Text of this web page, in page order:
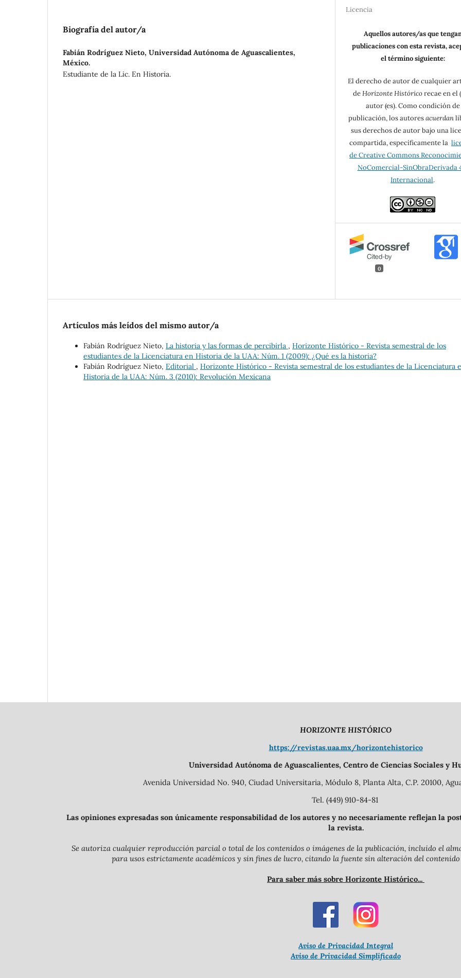
Biografía del autor/a
Fabián Rodríguez Nieto, Universidad Autónoma de Aguascalientes,
México.
Estudiante de la Lic. En Historia.
Licencia
Aquellos autores/as que
publicaciones con esta revista,
el término siguiente:
El derecho de autor de cualquier
deHorizonte Históricorecae en el
autor (es). Como condición de
publicación, los autoresacuerdan
sus derechos de autor bajo una
compartida, específicamente la
de Creative Commons
NoComercial-SinObraDerivada
Internacional.
0
Artículos más leídos del mismo autor/a
Fabián Rodríguez Nieto, La historia y las formas de percibirla , Horizonte Histórico - Revista semestral de los
estudiantes de la Licenciatura en Historia de la UAA: Núm. 1 (2009): ¿Qué es la historia?
Fabián Rodríguez Nieto, Editorial , Horizonte Histórico - Revista semestral de los estudiantes de la Licenciatura
Historia de la UAA: Núm. 3 (2010): Revolución Mexicana
HORIZONTE HISTÓRICO
https://revistas.uaa.mx/horizontehistorico
Universidad Autónoma de Aguascalientes, Centro de Ciencias Sociales y
Avenida Universidad No. 940, Ciudad Universitaria, Módulo 8, Planta Alta, C.P. 20100,
Tel. (449) 910-84-81
Las opiniones expresadas son únicamente responsabilidad de los autores y no necesariamente reflejan la
la revista.
Se autoriza cualquier reproducción parcial o total de los contenidos o imágenes de la publicación, incluido el
para usos estrictamente académicos y sin fines de lucro, citando la fuente sin alteración del
Para saber más sobre Horizonte Histórico...
Aviso de Privacidad Integral
Aviso de Privacidad Simplificado